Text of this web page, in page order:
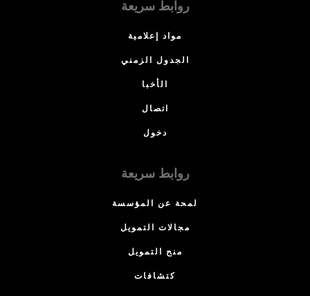
روابط سريعة
مواد إعلامية
الجدول الزمني
الأخبا
اتصال
دخول
روابط سريعة
لمحة عن المؤسسة
مجالات التمويل
منح التمويل
كتشافات